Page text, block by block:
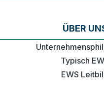
ÜBER
Typisch
EWS